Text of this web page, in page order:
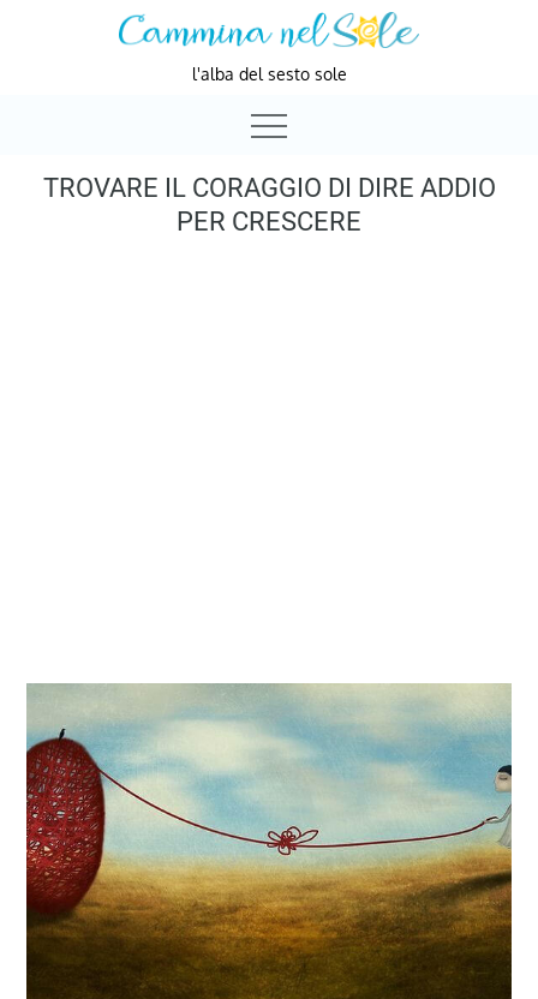
l'alba del sesto sole
TROVARE IL CORAGGIO DI DIRE ADDIO
PER CRESCERE